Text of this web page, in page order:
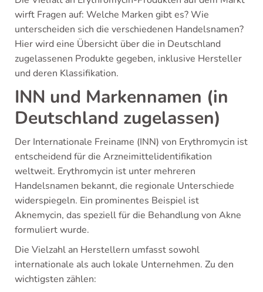
wirft Fragen auf: Welche Marken gibt es? Wie
unterscheiden sich die verschiedenen Handelsnamen?
Hier wird eine Übersicht über die in Deutschland
zugelassenen Produkte gegeben, inklusive Hersteller
und deren Klassifikation.
INN und Markennamen (in
Deutschland zugelassen)
Der Internationale Freiname (INN) von Erythromycin ist
entscheidend für die Arzneimittelidentifikation
weltweit. Erythromycin ist unter mehreren
Handelsnamen bekannt, die regionale Unterschiede
widerspiegeln. Ein prominentes Beispiel ist
Aknemycin, das speziell für die Behandlung von Akne
formuliert wurde.
Die Vielzahl an Herstellern umfasst sowohl
internationale als auch lokale Unternehmen. Zu den
wichtigsten zählen: